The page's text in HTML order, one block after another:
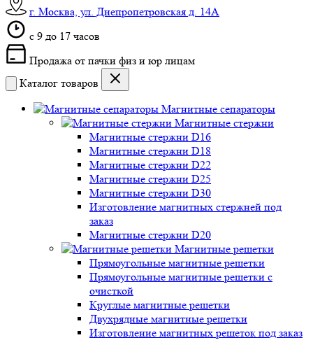
г. Москва, ул. Днепропетровская д. 14А
c 9 до 17 часов
Продажа от пачки физ и юр лицам
Каталог товаров
Магнитные сепараторы
Магнитные стержни
Магнитные стержни D16
Магнитные стержни D18
Магнитные стержни D22
Магнитные стержни D25
Магнитные стержни D30
Изготовление магнитных стержней под
заказ
Магнитные стержни D20
Магнитные решетки
Прямоугольные магнитные решетки
Прямоугольные магнитные решетки с
очисткой
Круглые магнитные решетки
Двухрядные магнитные решетки
Изготовление магнитных решеток под заказ